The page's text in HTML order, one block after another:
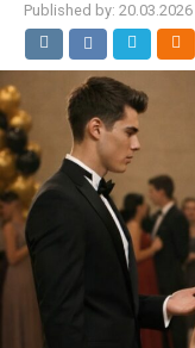
Published by: 20.03.2026